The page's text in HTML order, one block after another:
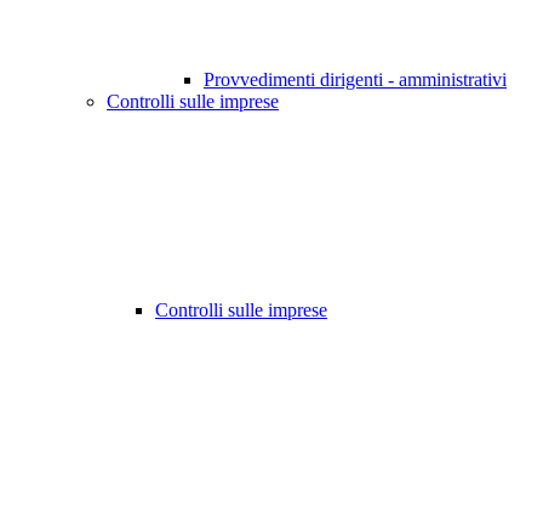
Provvedimenti dirigenti - amministrativi
Controlli sulle imprese
Controlli sulle imprese